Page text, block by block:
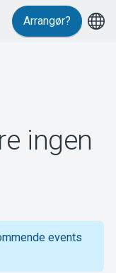
Arrangør?
ingen
events